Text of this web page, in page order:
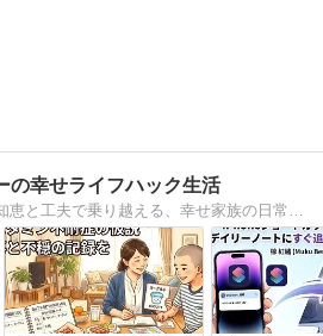
の幸せライフハック生活
発達障害の困りごとを知恵と工夫で乗り越える、幸せ家族の日常をお届けします。